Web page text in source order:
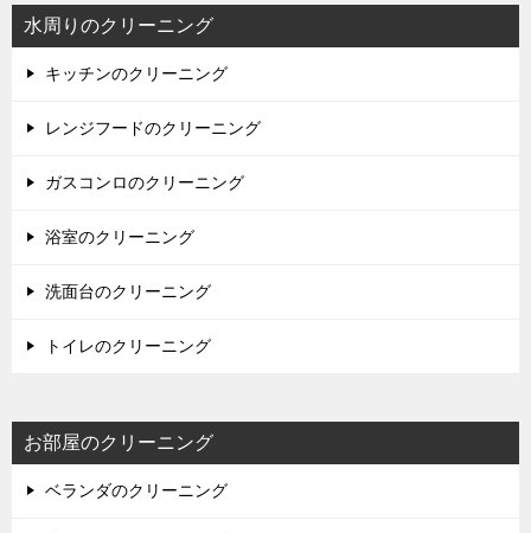
水周りのクリーニング
キッチンのクリーニング
レンジフードのクリーニング
ガスコンロのクリーニング
浴室のクリーニング
洗面台のクリーニング
トイレのクリーニング
お部屋のクリーニング
ベランダのクリーニング